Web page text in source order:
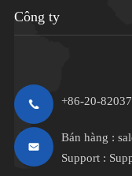
Công ty
+86-20-
Bán hàng :
Support :